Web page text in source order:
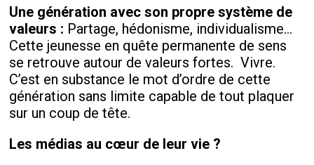
Une génération avec son propre système de
valeurs : Partage, hédonisme, individualisme…
Cette jeunesse en quête permanente de sens
se retrouve autour de valeurs fortes. Vivre.
C’est en substance le mot d’ordre de cette
génération sans limite capable de tout plaquer
sur un coup de tête.
Les médias au cœur de leur vie ?